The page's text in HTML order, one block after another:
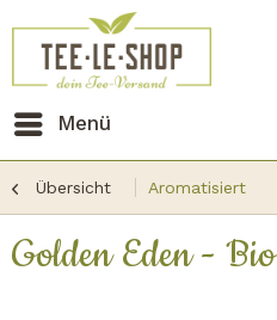
Menü
Übersicht Aromatisiert
Golden Eden - Bio